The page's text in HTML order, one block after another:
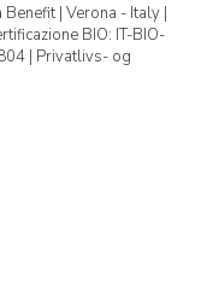
| Verona - Italy |
BIO: IT-BIO-
| Privatlivs- og